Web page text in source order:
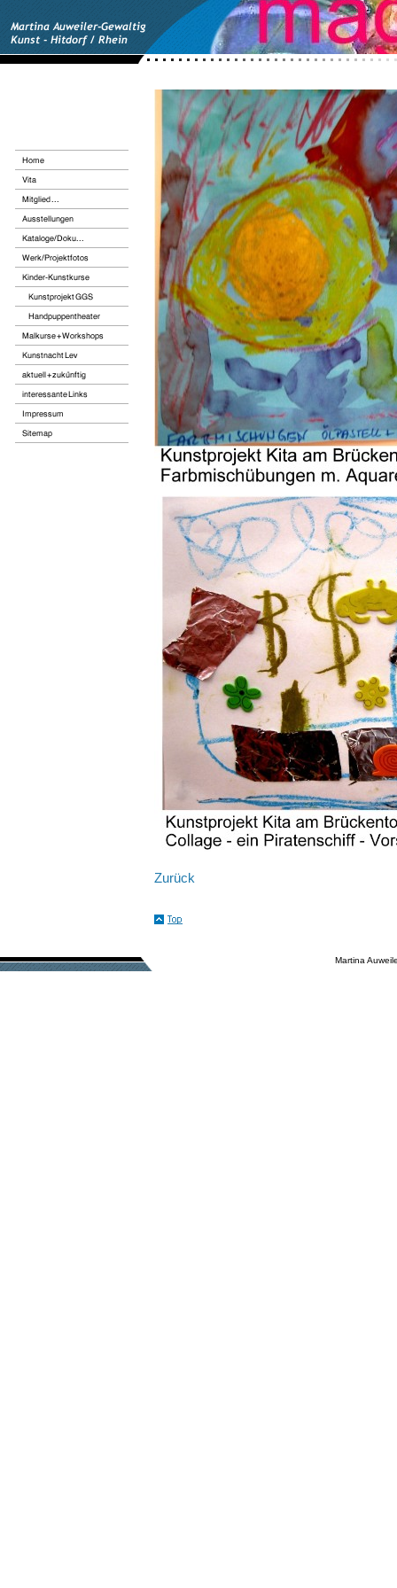
Zurück
Martina